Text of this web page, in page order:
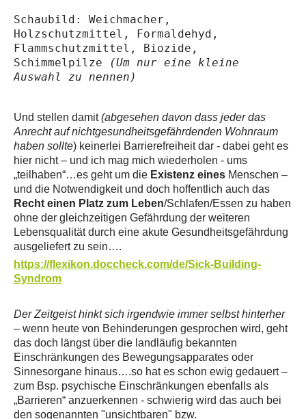
Schaubild: Weichmacher,
Holzschutzmittel, Formaldehyd,
Flammschutzmittel, Biozide,
Schimmelpilze
(Um nur eine kleine
Auswahl zu nennen)
Und stellen damit(abgesehen davon dass jeder das
Anrecht auf nichtgesundheitsgefährdenden Wohnraum
haben sollte) keinerlei Barrierefreiheit dar - dabei geht es
hier nicht – und ich mag mich wiederholen - ums
„teilhaben“…es geht um die Existenz eines Menschen –
und die Notwendigkeit und doch hoffentlich auch das
Recht einen Platz zum Leben/Schlafen/Essen zu haben
ohne der gleichzeitigen Gefährdung der weiteren
Lebensqualität durch eine akute Gesundheitsgefährdung
ausgeliefert zu sein….
https://flexikon.doccheck.com/de/Sick-Building-
Syndrom
Der Zeitgeist hinkt sich irgendwie immer selbst hinterher
– wenn heute von Behinderungen gesprochen wird, geht
das doch längst über die landläufig bekannten
Einschränkungen des Bewegungsapparates oder
Sinnesorgane hinaus….so hat es schon ewig gedauert –
zum Bsp. psychische Einschränkungen ebenfalls als
„Barrieren“ anzuerkennen - schwierig wird das auch bei
den sogenannten "unsichtbaren" bzw.